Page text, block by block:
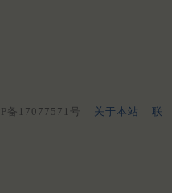
备17077571号 关于本站
联